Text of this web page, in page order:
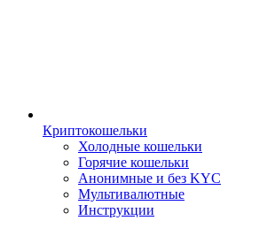
Криптокошельки
Холодные кошельки
Горячие кошельки
Анонимные и без KYC
Мультивалютные
Инструкции